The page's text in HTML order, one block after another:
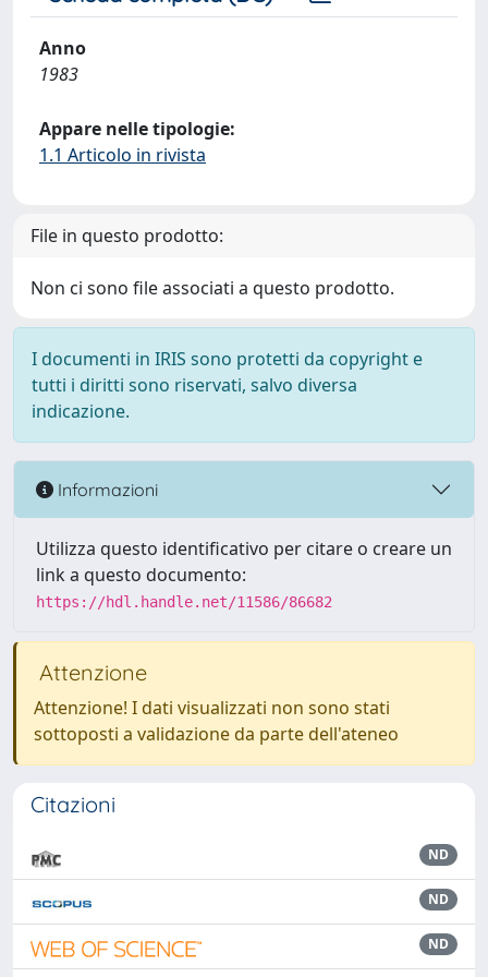
Anno
1983
Appare nelle tipologie:
1.1 Articolo in rivista
File in questo prodotto:
Non ci sono file associati a questo prodotto.
I documenti in IRIS sono protetti da copyright e
tutti i diritti sono riservati, salvo diversa
indicazione.
Informazioni
Utilizza questo identificativo per citare o creare un
link a questo documento:
https://hdl.handle.net/11586/86682
Attenzione
Attenzione! I dati visualizzati non sono stati
sottoposti a validazione da parte dell'ateneo
Citazioni
ND
ND
ND